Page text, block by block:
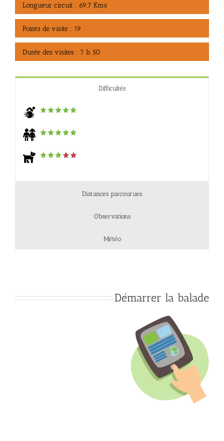
Longueur circuit : 69,7 Kms
Points de visite : 19
Durée des visites : 7 h 50
Difficultés
Distances parcourues
Observations
Météo
Démarrer la balade